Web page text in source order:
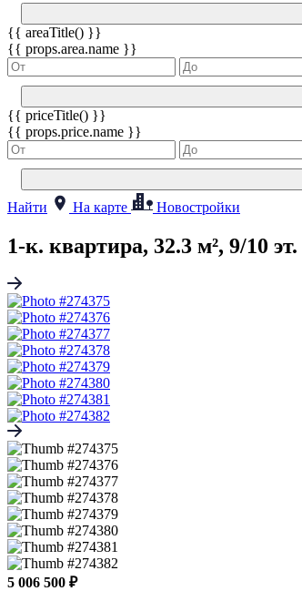
{{ areaTitle() }}
{{ props.area.name }}
{{ priceTitle() }}
{{ props.price.name }}
Найти
На карте Новостройки
1-к. квартира, 32.3 м², 9/10 эт.
5 006 500 ₽